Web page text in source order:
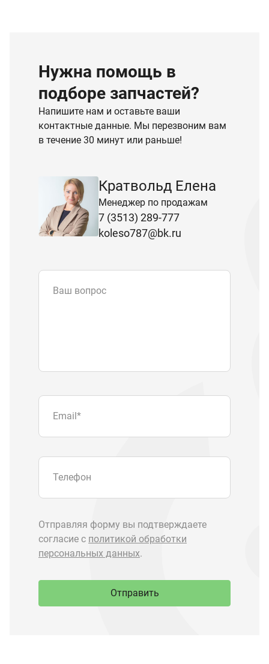
Нужна помощь в
подборе запчастей?
Напишите нам и оставьте ваши
контактные данные. Мы перезвоним вам
в течение 30 минут или раньше!
Кратвольд Елена
Менеджер по продажам
7 (3513) 289-777
koleso787@bk.ru
Ваш вопрос
Запчасти Урал
Запчасти Камаз
Спецпредложения